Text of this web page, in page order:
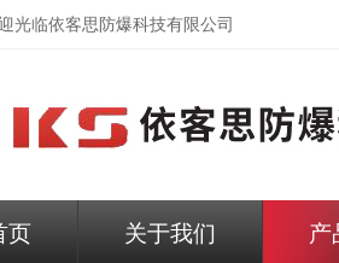
光临依客思防爆科技有限公司
页 关于我们 产